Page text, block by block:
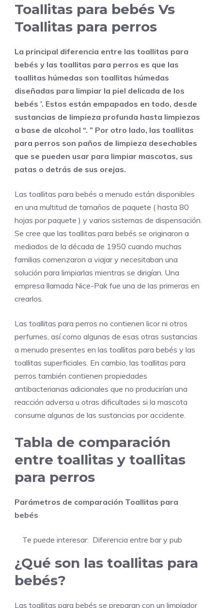
Toallitas para bebés Vs
Toallitas para perros
La principal diferencia entre las toallitas para
bebés y las toallitas para perros es que las
toallitas húmedas son toallitas húmedas
diseñadas para limpiar la piel delicada de los
bebés ’. Estos están empapados en todo, desde
sustancias de limpieza profunda hasta limpiezas
a base de alcohol “. ” Por otro lado, las toallitas
para perros son paños de limpieza desechables
que se pueden usar para limpiar mascotas, sus
patas o detrás de sus orejas.
Las toallitas para bebés a menudo están disponibles
en una multitud de tamaños de paquete ( hasta 80
hojas por paquete ) y varios sistemas de dispensación.
Se cree que las toallitas para bebés se originaron a
mediados de la década de 1950 cuando muchas
familias comenzaron a viajar y necesitaban una
solución para limpiarlas mientras se dirigían. Una
empresa llamada Nice-Pak fue una de las primeras en
crearlos.
Las toallitas para perros no contienen licor ni otros
perfumes, así como algunas de esas otras sustancias
a menudo presentes en las toallitas para bebés y las
toallitas superficiales. En cambio, las toallitas para
perros también contienen propiedades
antibacterianas adicionales que no producirían una
reacción adversa u otras dificultades si la mascota
consume algunas de las sustancias por accidente.
Tabla de comparación
entre toallitas y toallitas
para perros
Parámetros de comparación Toallitas para
bebés
Te puede interesar: Diferencia entre bar y pub
¿Qué son las toallitas para
bebés?
Las toallitas para bebés se preparan con un limpiador